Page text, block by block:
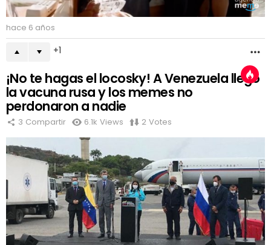
hace 6 años
1
¡No te hagas el locosky! A Venezuela llegó
la vacuna rusa y los memes no
perdonaron a nadie
3 Compartir 6.1k Views 2 Votes